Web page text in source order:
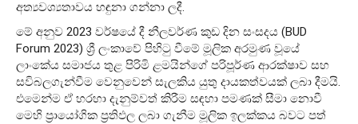
අත්‍යවශ්‍යතාවය හඳුනා ගන්නා ලදී.
මේ අනුව 2023 වර්ෂයේ දී නීලවර්ණ කුඩ දින සංසදය (BUD
Forum 2023) ශ්‍රී ලංකාවේ පිහිටු වීමේ මූලික අරමුණ වූයේ
ලාංකේය සමාජය තුළ පිරිමි ළමයින්ගේ පරිපූර්ණ ආරක්ෂාව සහ
සවිබලගැන්වීම වෙනුවෙන් සැලකිය යුතු දායකත්වයක් ලබා දීමයි.
එමෙන්ම ඒ හරහා දැනුම්වත් කිරීම සඳහා පමණක් සීමා නොවී
මෙහි ප්‍රායෝගික ප්‍රතිඵල ලබා ගැනීම මූලික ඉලක්කය බවට පත්